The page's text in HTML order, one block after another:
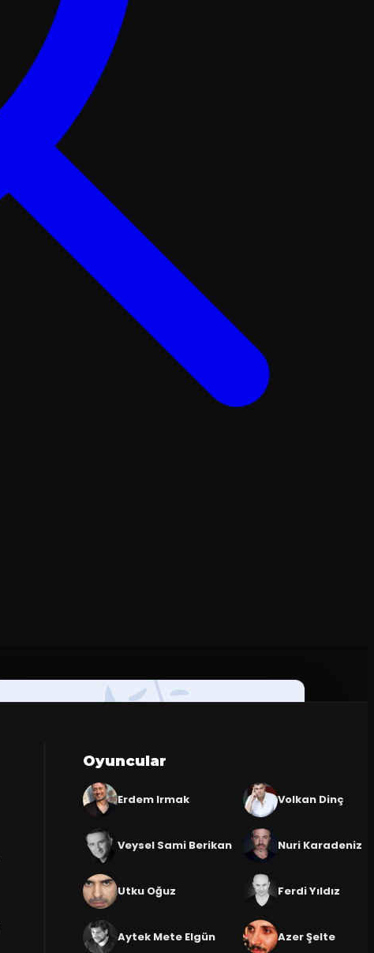
Oyuncular
Erdem Irmak Volkan Dinç
Veysel Sami Berikan Nuri Karadeniz
Utku Oğuz Ferdi Yıldız
Aytek Mete Elgün Azer Şelte